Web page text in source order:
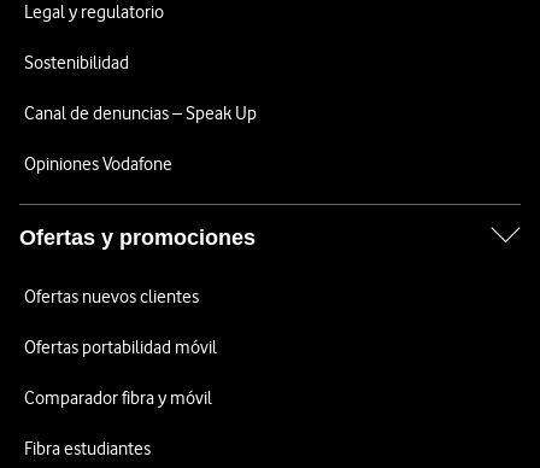
Legal y regulatorio
Sostenibilidad
Canal de denuncias – Speak Up
Opiniones Vodafone
Ofertas y promociones
Ofertas nuevos clientes
Ofertas portabilidad móvil
Comparador fibra y móvil
Fibra estudiantes